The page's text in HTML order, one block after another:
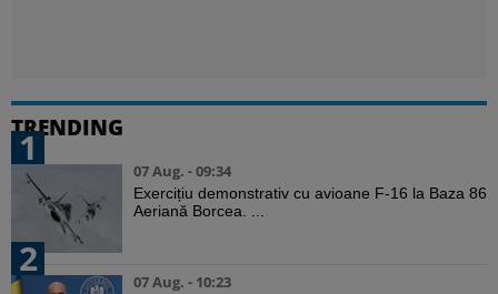
TRENDING
1
07 Aug. - 09:34
Exercițiu demonstrativ cu avioane F-16 la Baza 86
Aeriană Borcea. ...
2
07 Aug. - 10:23